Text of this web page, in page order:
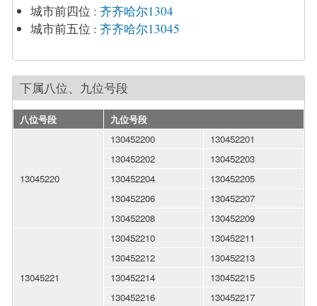
城市前四位 : 齐齐哈尔1304
城市前五位 : 齐齐哈尔13045
下属八位、九位号段
八位号段 九位号段
13045220
130452200
130452201
130452202
130452203
130452204
130452205
130452206
130452207
130452208
130452209
13045221
130452210
130452211
130452212
130452213
130452214
130452215
130452216
130452217